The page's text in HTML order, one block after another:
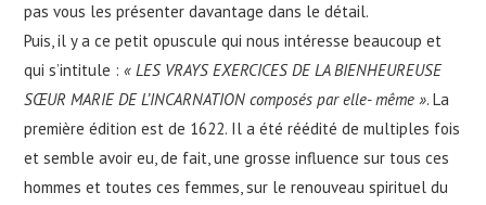
pas vous les présenter davantage dans le détail.
Puis, il y a ce petit opuscule qui nous intéresse beaucoup et
qui s’intitule :« LES VRAYS EXERCICES DE LA BIENHEUREUSE
SŒUR MARIE DE L’INCARNATION composés par elle- même ». La
première édition est de 1622. Il a été réédité de multiples fois
et semble avoir eu, de fait, une grosse influence sur tous ces
hommes et toutes ces femmes, sur le renouveau spirituel du